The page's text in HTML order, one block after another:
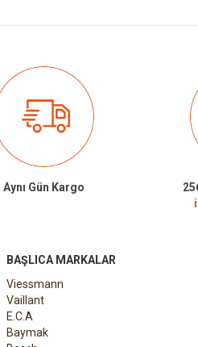
Aynı Gün Kargo
BAŞLICA MARKALAR
Viessmann
Vaillant
E.C.A
Baymak